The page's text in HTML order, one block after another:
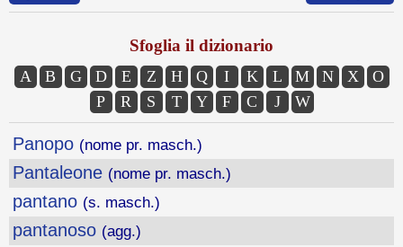
Sfoglia il dizionario
A B G D E Z H Q I K L M N X
O
P
R S T Y F C J W
Panopo (nome pr. masch.)
Pantaleone (nome pr. masch.)
pantano (s. masch.)
pantanoso (agg.)